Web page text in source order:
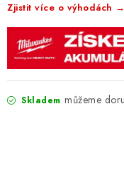
Zjistit více o výhodách →
Skladem